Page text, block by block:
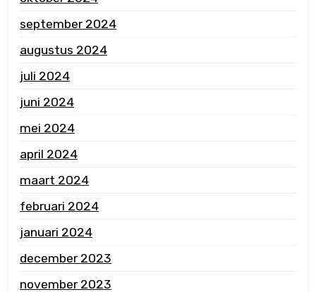
september 2024
augustus 2024
juli 2024
juni 2024
mei 2024
april 2024
maart 2024
februari 2024
januari 2024
december 2023
november 2023